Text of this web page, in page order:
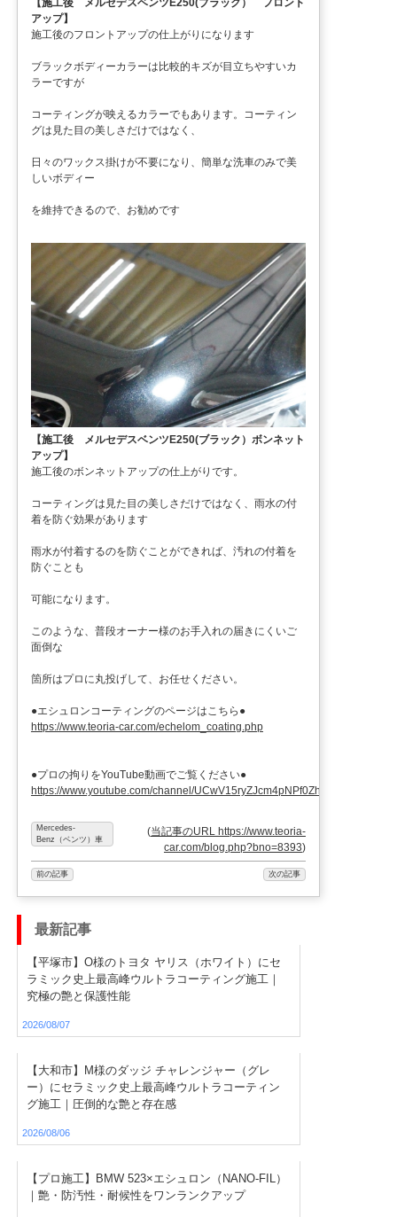
【施工後 メルセデスベンツE250(ブラック） フロント
アップ】
施工後のフロントアップの仕上がりになります
ブラックボディーカラーは比較的キズが目立ちやすいカ
ラーですが
コーティングが映えるカラーでもあります。コーティン
グは見た目の美しさだけではなく、
日々のワックス掛けが不要になり、簡単な洗車のみで美
しいボディー
を維持できるので、お勧めです
【施工後 メルセデスベンツE250(ブラック）ボンネット
アップ】
施工後のボンネットアップの仕上がりです。
コーティングは見た目の美しさだけではなく、雨水の付
着を防ぐ効果があります
雨水が付着するのを防ぐことができれば、汚れの付着を
防ぐことも
可能になります。
このような、普段オーナー様のお手入れの届きにくいご
面倒な
箇所はプロに丸投げして、お任せください。
●エシュロンコーティングのページはこちら●
https://www.teoria-car.com/echelom_coating.php
●プロの拘りをYouTube動画でご覧ください●
https://www.youtube.com/channel/UCwV15ryZJcm4pNPf0ZhXu9g
Mercedes-
Benz（ベンツ）車
(当記事のURL https://www.teoria-
car.com/blog.php?bno=8393)
前の記事 次の記事
最新記事
【平塚市】O様のトヨタ ヤリス（ホワイト）にセ
ラミック史上最高峰ウルトラコーティング施工｜
究極の艶と保護性能
2026/08/07
【大和市】M様のダッジ チャレンジャー（グレ
ー）にセラミック史上最高峰ウルトラコーティン
グ施工｜圧倒的な艶と存在感
2026/08/06
【プロ施工】BMW 523×エシュロン（NANO-FIL）
｜艶・防汚性・耐候性をワンランクアップ